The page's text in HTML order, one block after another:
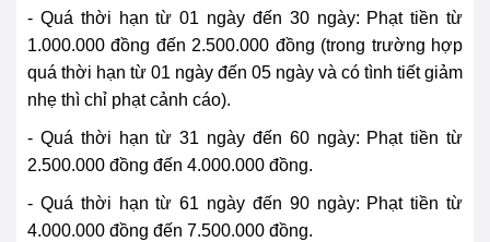
- Quá thời hạn từ 01 ngày đến 30 ngày: Phạt tiền từ
1.000.000 đồng đến 2.500.000 đồng (trong trường hợp
quá thời hạn từ 01 ngày đến 05 ngày và có tình tiết giảm
nhẹ thì chỉ phạt cảnh cáo).
- Quá thời hạn từ 31 ngày đến 60 ngày: Phạt tiền từ
2.500.000 đồng đến 4.000.000 đồng.
- Quá thời hạn từ 61 ngày đến 90 ngày: Phạt tiền từ
4.000.000 đồng đến 7.500.000 đồng.